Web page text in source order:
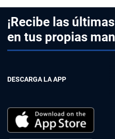
¡Recibe las
en tus propias
DESCARGA LA APP